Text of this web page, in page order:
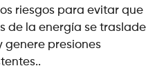
riesgos para evitar que
de la energía se traslade
genere presiones